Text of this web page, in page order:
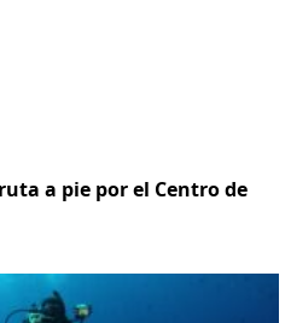
a pie por el Centro de